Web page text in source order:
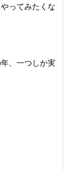
ってみたくな
、一つしか実